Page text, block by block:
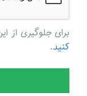
برای جلوگیری از
کنید.